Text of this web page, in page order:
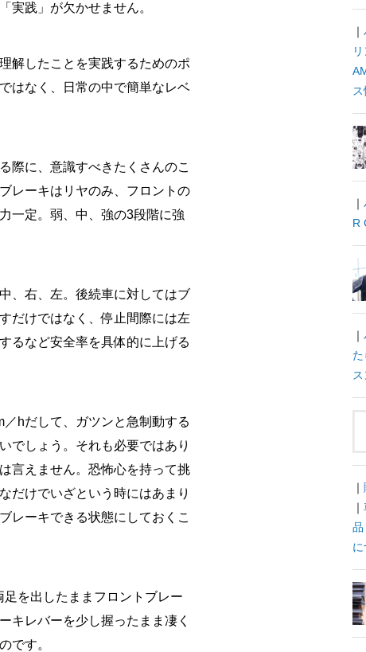
実践」が欠かせません。
解したことを実践するためのポ
はなく、日常の中で簡単なレベ
際に、意識すべきたくさんのこ
レーキはリヤのみ、フロントの
一定。弱、中、強の3段階に強
、右、左。後続車に対してはブ
だけではなく、停止間際には左
るなど安全率を具体的に上げる
hだして、ガツンと急制動する
でしょう。それも必要ではあり
言えません。恐怖心を持って挑
だけでいざという時にはあまり
レーキできる状態にしておくこ
を出したままフロントブレー
キレバーを少し握ったまま凄く
です。
｜
｜
R
｜
た
｜
｜
品